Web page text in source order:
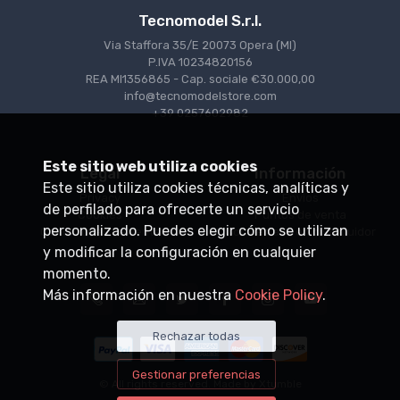
Tecnomodel S.r.l.
Via Staffora 35/E 20073 Opera (MI)
P.IVA 10234820156
REA MI1356865 - Cap. sociale €30.000,00
info@tecnomodelstore.com
+39 0257602982
Legal
Cookies
Condiciones de venta
Información
Puntos de venta
Conviértase en distribuidor
© All rights reserved. Made by
Este sitio web utiliza cookies
Este sitio utiliza cookies técnicas, analíticas y
de perfilado para ofrecerte un servicio
personalizado. Puedes elegir cómo se utilizan
y modificar la configuración en cualquier
momento.
Más información en nuestra Cookie Policy.
Rechazar todas
Gestionar preferencias